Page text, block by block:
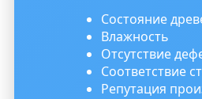
Состояние
Влажность
Отсутствие
Соответствие
Репутация